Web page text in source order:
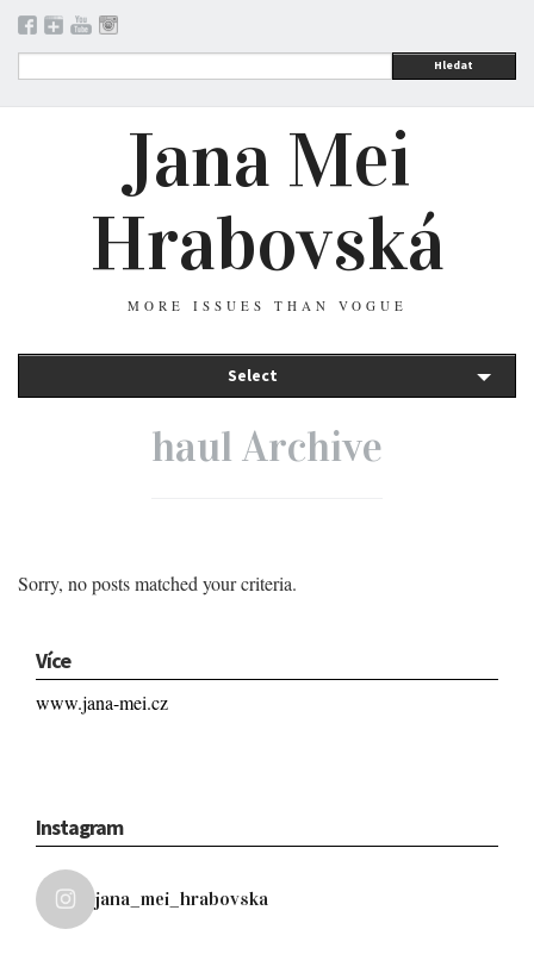
Hledat
Jana Mei
Hrabovská
MORE ISSUES THAN VOGUE
Select
haul Archive
Sorry, no posts matched your criteria.
Více
www.jana-mei.cz
Instagram
jana_mei_hrabovska